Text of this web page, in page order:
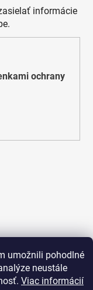
umožnili pohodlné
neustále
Viac informácií
informácie
ochrany
údajov